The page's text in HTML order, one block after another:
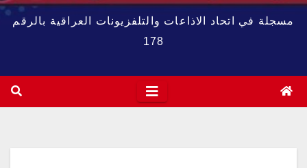
مسجلة في اتحاد الاذاعات والتلفزيونات العراقية بالرقم
178